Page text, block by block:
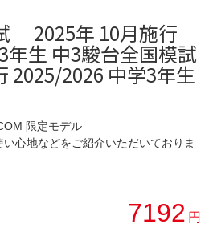
2025年 10月施行
年生 中3駿台全国模試
2025/2026 中学3年生
限定モデル
心地などをご紹介いただいておりま
7192 円